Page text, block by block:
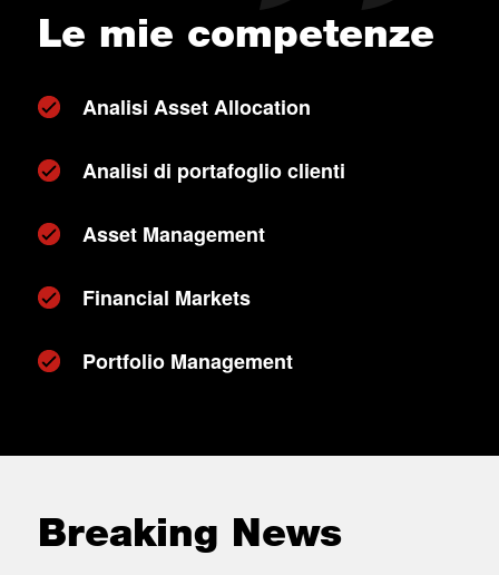
Le mie competenze
Analisi Asset Allocation
Analisi di portafoglio clienti
Asset Management
Financial Markets
Portfolio Management
Breaking News